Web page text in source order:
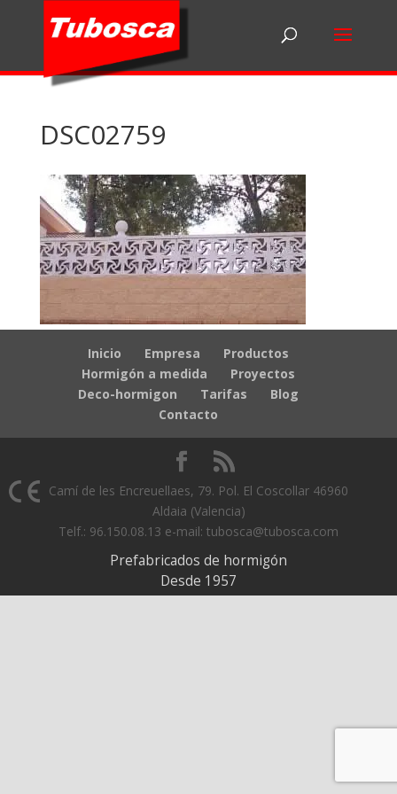
DSC02759
Inicio Empresa
Productos
Hormigón a medida
Proyectos
Deco-hormigon
Tarifas
Blog
Contacto
Camí de les Encreuellaes, 79. Pol. El Coscollar 46960
Aldaia (Valencia)
Telf.: 96.150.08.13 e-mail: tubosca@tubosca.com
Prefabricados de hormigón
Desde 1957